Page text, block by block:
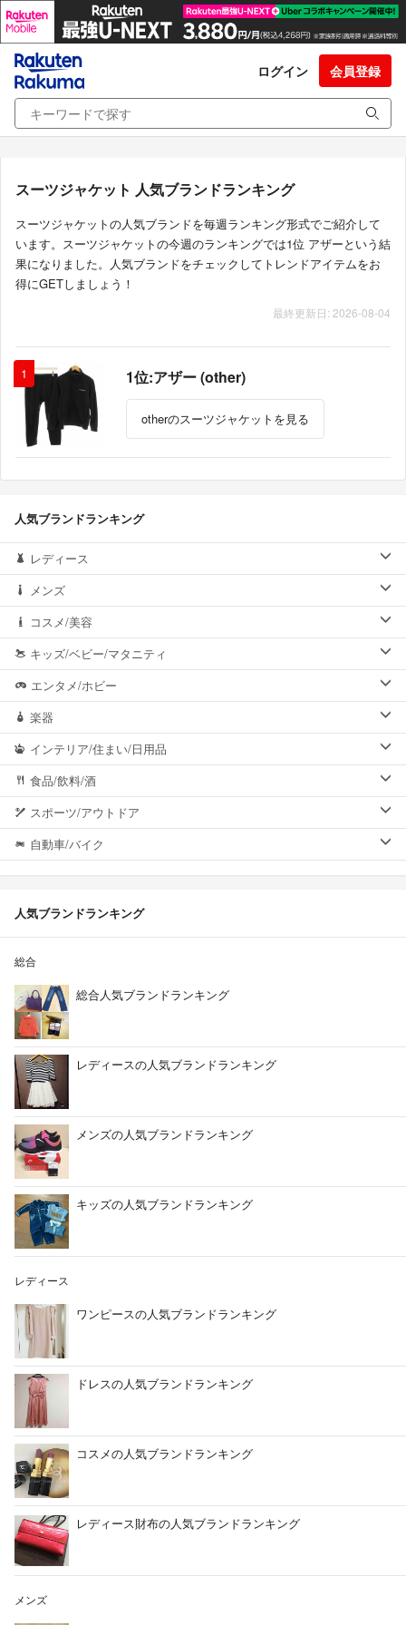
ログイン 会員登録
スーツジャケット 人気ブランドランキング
スーツジャケットの人気ブランドを毎週ランキング形式でご紹介して
います。スーツジャケットの今週のランキングでは1位 アザーという結
果になりました。人気ブランドをチェックしてトレンドアイテムをお
得にGETしましょう！
最終更新日: 2026-08-04
1 1位:アザー (other)
otherのスーツジャケットを見る
人気ブランドランキング
レディース
メンズ
コスメ/美容
キッズ/ベビー/マタニティ
エンタメ/ホビー
楽器
インテリア/住まい/日用品
食品/飲料/酒
スポーツ/アウトドア
自動車/バイク
人気ブランドランキング
総合
総合人気ブランドランキング
レディースの人気ブランドランキング
メンズの人気ブランドランキング
キッズの人気ブランドランキング
レディース
ワンピースの人気ブランドランキング
ドレスの人気ブランドランキング
コスメの人気ブランドランキング
レディース財布の人気ブランドランキング
メンズ